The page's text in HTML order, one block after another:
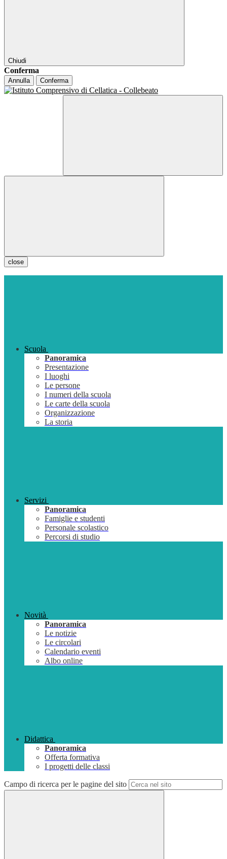
Chiudi
Conferma
Annulla Conferma
close
Scuola
Panoramica
Presentazione
I luoghi
Le persone
I numeri della scuola
Le carte della scuola
Organizzazione
La storia
Servizi
Panoramica
Famiglie e studenti
Personale scolastico
Percorsi di studio
Novità
Panoramica
Le notizie
Le circolari
Calendario eventi
Albo online
Didattica
Panoramica
Offerta formativa
I progetti delle classi
Campo di ricerca per le pagine del sito